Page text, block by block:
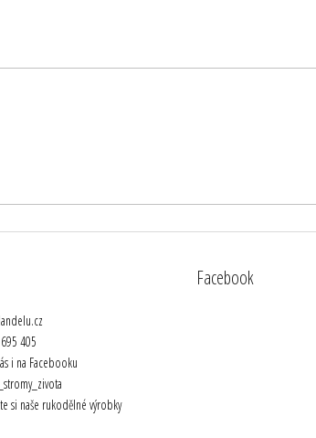
405
i na Facebooku
si naše rukodělné výrobky
Facebook